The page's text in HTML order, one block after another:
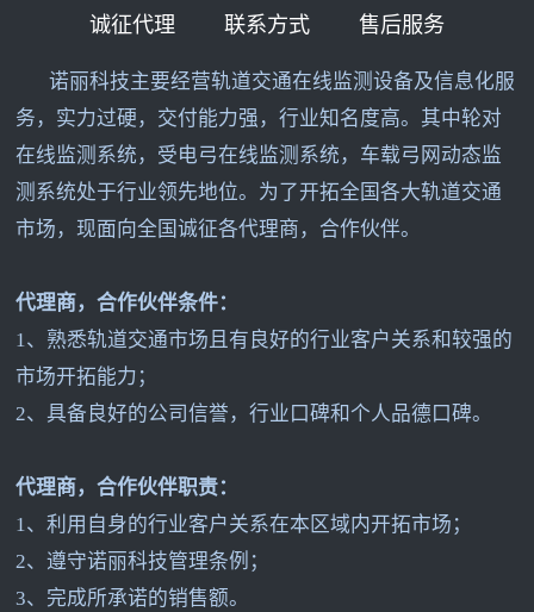
诚征代理 联系方式 售后服务
诺丽科技主要经营轨道交通在线监测设备及信息化服
务，实力过硬，交付能力强，行业知名度高。其中轮对
在线监测系统，受电弓在线监测系统，车载弓网动态监
测系统处于行业领先地位。为了开拓全国各大轨道交通
市场，现面向全国诚征各代理商，合作伙伴。
代理商，合作伙伴条件：
1、熟悉轨道交通市场且有良好的行业客户关系和较强的
市场开拓能力；
2、具备良好的公司信誉，行业口碑和个人品德口碑。
代理商，合作伙伴职责：
1、利用自身的行业客户关系在本区域内开拓市场；
2、遵守诺丽科技管理条例；
3、完成所承诺的销售额。